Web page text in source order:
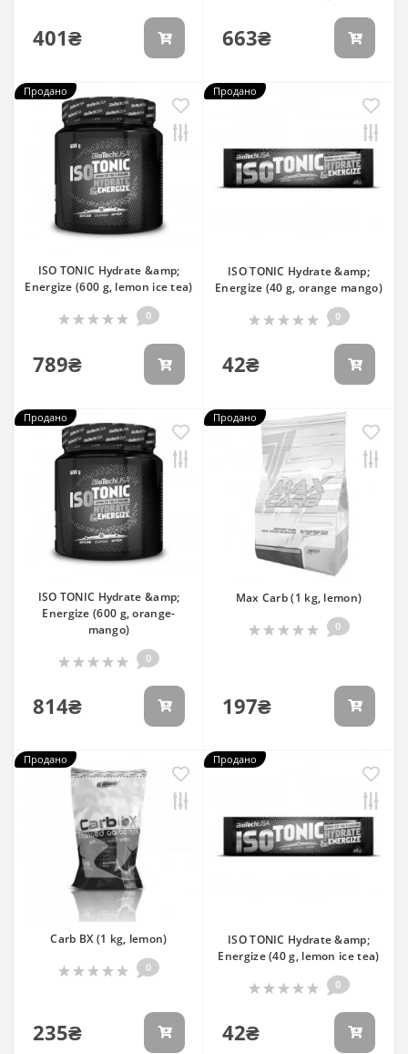
401₴ 663₴
Продано
ISO TONIC Hydrate &amp;
Energize (600 g, lemon ice tea)
0
789₴
Продано
ISO TONIC Hydrate &amp;
Energize (40 g, orange mango)
0
42₴
Продано
ISO TONIC Hydrate &amp;
Energize (600 g, orange-
mango)
0
814₴
Продано
Max Carb (1 kg, lemon)
0
197₴
Продано
Carb BX (1 kg, lemon)
0
235₴
Продано
ISO TONIC Hydrate &amp;
Energize (40 g, lemon ice tea)
0
42₴